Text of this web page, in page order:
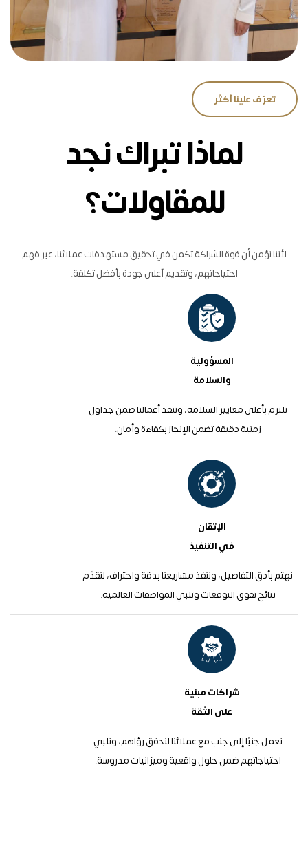
تعرّف علينا أكثر
لماذا تبراك نجد
للمقاولات؟
لأننا نؤمن أن قوة الشراكة تكمن في تحقيق مستهدفات عملائنا، عبر فهم
احتياجاتهم، وتقديم أعلى جودة بأفضل تكلفة.
المسؤولية
والسلامة
نلتزم بأعلى معايير السلامة، وننفذ أعمالنا ضمن جداول
زمنية دقيقة تضمن الإنجاز بكفاءة وأمان.
الإتقان
في التنفيذ
نهتم بأدق التفاصيل، وننفذ مشاريعنا بدقة واحتراف، لنقدّم
نتائج تفوق التوقعات وتلبي المواصفات العالمية.
شراكات مبنية
على الثقة
نعمل جنبًا إلى جنب مع عملائنا لنحقق رؤاهم، ونلبي
احتياجاتهم ضمن حلول واقعية وميزانيات مدروسة.